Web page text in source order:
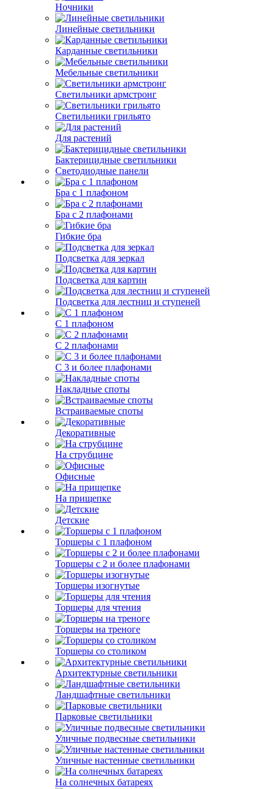
Ночники
Линейные светильники
Карданные светильники
Мебельные светильники
Светильники армстронг
Светильники грильято
Для растений
Бактерицидные светильники
Светодиодные панели
Бра с 1 плафоном
Бра с 2 плафонами
Гибкие бра
Подсветка для зеркал
Подсветка для картин
Подсветка для лестниц и ступеней
С 1 плафоном
С 2 плафонами
С 3 и более плафонами
Накладные споты
Встраиваемые споты
Декоративные
На струбцине
Офисные
На прищепке
Детские
Торшеры с 1 плафоном
Торшеры с 2 и более плафонами
Торшеры изогнутые
Торшеры для чтения
Торшеры на треноге
Торшеры со столиком
Архитектурные светильники
Ландшафтные светильники
Парковые светильники
Уличные подвесные светильники
Уличные настенные светильники
На солнечных батареях